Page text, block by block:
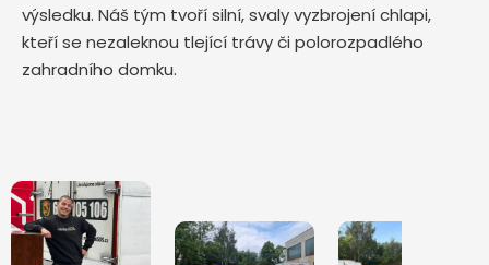
výsledku. Náš tým tvoří silní, svaly vyzbrojení chlapi,
kteří se nezaleknou tlející trávy či polorozpadlého
zahradního domku.